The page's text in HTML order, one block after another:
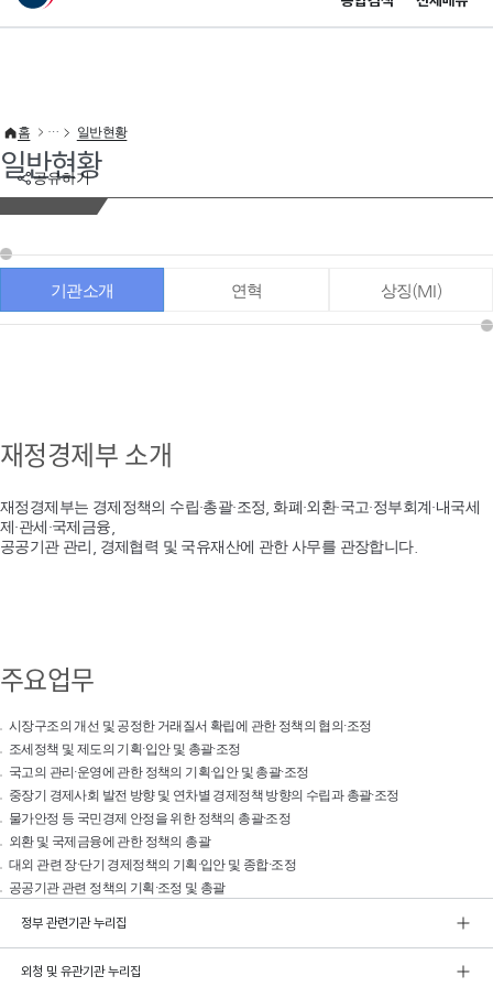
이 누리집은 대한민국 공식 전자정부 누리집입니다.
공유하기
홈 일반현황
일반현황
기관소개 연혁 상징(MI)
재정경제부 소개
재정경제부는 경제정책의 수립·총괄·조정, 화폐·외환·국고·정부회계·내국세
제·관세·국제금융,
공공기관 관리, 경제협력 및 국유재산에 관한 사무를 관장합니다.
주요업무
시장구조의 개선 및 공정한 거래질서 확립에 관한 정책의 협의·조정
조세정책 및 제도의 기획·입안 및 총괄·조정
국고의 관리·운영에 관한 정책의 기획·입안 및 총괄·조정
중장기 경제사회 발전 방향 및 연차별 경제정책 방향의 수립과 총괄·조정
물가안정 등 국민경제 안정을 위한 정책의 총괄·조정
외환 및 국제금융에 관한 정책의 총괄
대외 관련 장·단기 경제정책의 기획·입안 및 종합·조정
공공기관 관련 정책의 기획·조정 및 총괄
정부 관련기관 누리집
외청 및 유관기관 누리집